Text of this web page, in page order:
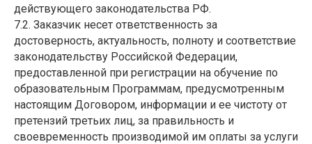
действующего законодательства РФ.
7.2. Заказчик несет ответственность за
достоверность, актуальность, полноту и соответствие
законодательству Российской Федерации,
предоставленной при регистрации на обучение по
образовательным Программам, предусмотренным
настоящим Договором, информации и ее чистоту от
претензий третьих лиц, за правильность и
своевременность производимой им оплаты за услуги